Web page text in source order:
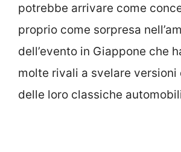
potrebbe arrivare come
proprio come sorpresa
dell’evento in Giappone che
molte rivali a svelare versioni
delle loro classiche